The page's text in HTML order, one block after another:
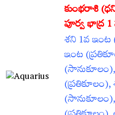
కుంభరాశి
పూర్వ భాద్ర
శని 1వ ఇంట
ఇంట
(ప్రతికూలం),